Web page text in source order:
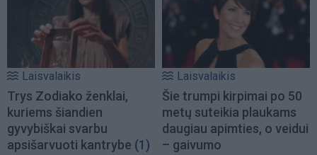
Laisvalaikis
Trys Zodiako ženklai,
kuriems šiandien
gyvybiškai svarbu
apsišarvuoti kantrybe (1)
Laisvalaikis
Šie trumpi kirpimai po 50
metų suteikia plaukams
daugiau apimties, o veidui
– gaivumo